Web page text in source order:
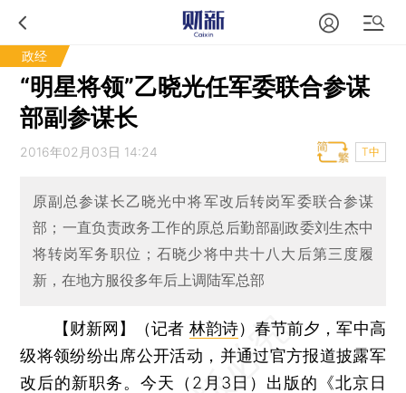
政经
“明星将领”乙晓光任军委联合参谋
部副参谋长
2016年02月03日 14:24 T中
原副总参谋长乙晓光中将军改后转岗军委联合参谋
部；一直负责政务工作的原总后勤部副政委刘生杰中
将转岗军务职位；石晓少将中共十八大后第三度履
新，在地方服役多年后上调陆军总部
【财新网】（记者 林韵诗） 春节前夕，军中高
级将领纷纷出席公开活动，并通过官方报道披露军
改后的新职务。今天（2月3日）出版的《北京日